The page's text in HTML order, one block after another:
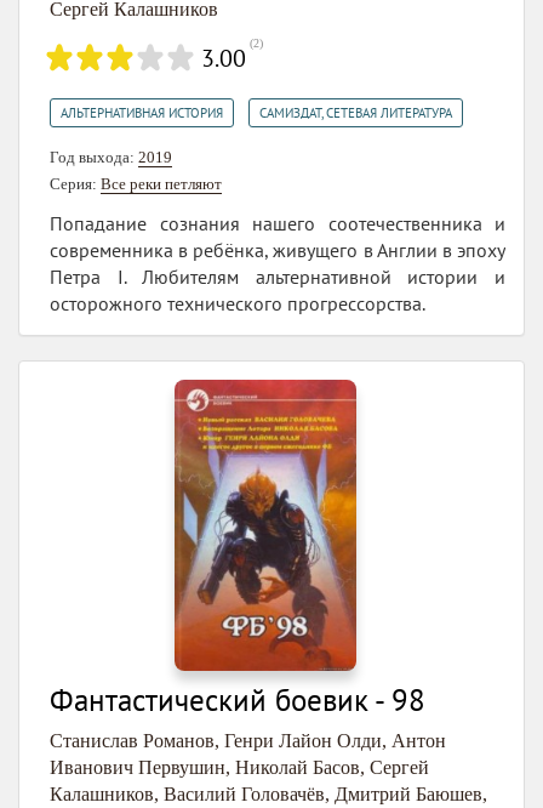
Сергей Калашников
3.00 (2)
АЛЬТЕРНАТИВНАЯ ИСТОРИЯ САМИЗДАТ, СЕТЕВАЯ ЛИТЕРАТУРА
Год выхода: 2019
Серия: Все реки петляют
Попадание сознания нашего соотечественника и
современника в ребёнка, живущего в Англии в эпоху
Петра I. Любителям альтернативной истории и
осторожного технического прогрессорства.
Фантастический боевик - 98
Станислав Романов, Генри Лайон Олди, Антон
Иванович Первушин, Николай Басов, Сергей
Калашников, Василий Головачёв, Дмитрий Баюшев,